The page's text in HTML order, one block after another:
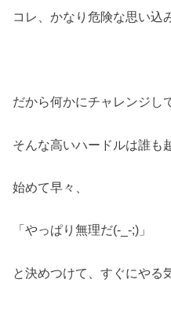
コレ、かなり危険な思い込
だから何かにチャレンジし
そんな高いハードルは誰も
始めて早々、
「やっぱり無理だ(-_-;)」
と決めつけて、すぐにやる